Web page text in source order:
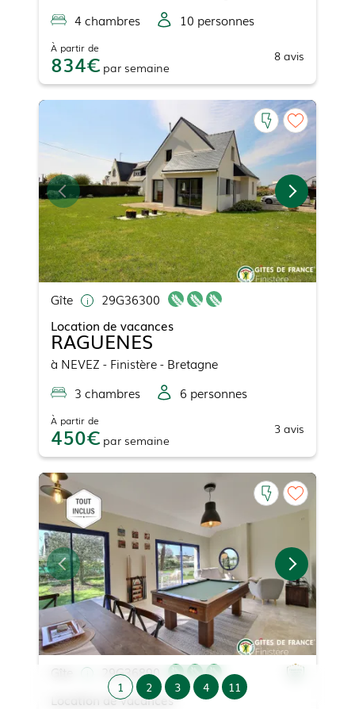
4chambres 10 personnes
À partir de
834 par semaine
8 avis
Gîte
29G36300
Location de vacances
RAGUENES
à NEVEZ - Finistère - Bretagne
3 chambres 6 personnes
À partir de
450 par semaine
3 avis
Gîte
29G36890
Location de vacances
1 2 3 4 11